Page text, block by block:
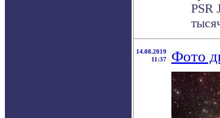
PSR
14.08.2019
11:37
Фото